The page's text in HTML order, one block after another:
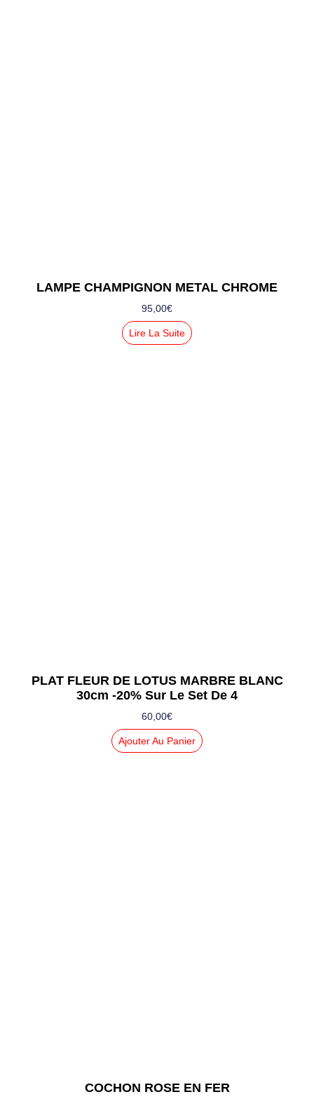
LAMPE CHAMPIGNON METAL CHROME
95,00€
Lire La Suite
PLAT FLEUR DE LOTUS MARBRE BLANC
30cm -20% Sur Le Set De 4
60,00€
Ajouter Au Panier
COCHON ROSE EN FER